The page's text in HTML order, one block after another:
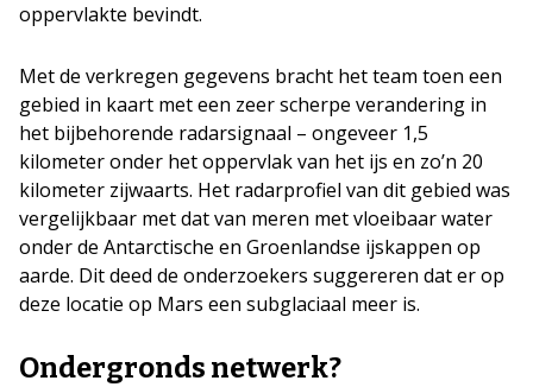
oppervlakte bevindt.
Met de verkregen gegevens bracht het team toen een
gebied in kaart met een zeer scherpe verandering in
het bijbehorende radarsignaal – ongeveer 1,5
kilometer onder het oppervlak van het ijs en zo’n 20
kilometer zijwaarts. Het radarprofiel van dit gebied was
vergelijkbaar met dat van meren met vloeibaar water
onder de Antarctische en Groenlandse ijskappen op
aarde. Dit deed de onderzoekers suggereren dat er op
deze locatie op Mars een subglaciaal meer is.
Ondergronds netwerk?